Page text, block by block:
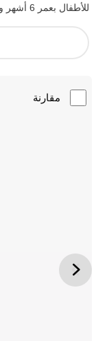
للأطفال بعمر 6 أشهر وأكثر
مقارنة